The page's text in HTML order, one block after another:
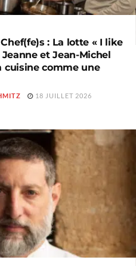
: La lotte « I like
et Jean-Michel
cuisine comme une
18 JUILLET 2026